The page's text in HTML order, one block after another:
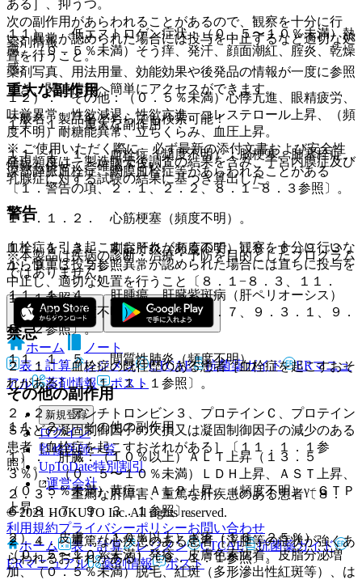
ある］、抑うつ。
１１）． 低エストロゲン症状：（０．５〜１０％未満）熱
感、（０．５％未満）そう痒、発汗、顔面潮紅、腟炎、乾燥
感。
１２）． その他：（０．５％未満）心悸亢進、眼精疲労、
味覚異常、性欲減退、性欲亢進、コレステロール上昇、（頻
度不明）耐糖能異常、立ちくらみ、血圧上昇。
発現頻度は、製造販売後調査の結果を含み、子宮内膜症及び
乳腺症に対する試験の結果に基づき算出した。
警告
血栓症を引き起こすおそれがあるので、観察を十分に行いな
がら慎重に投与し、異常が認められた場合には直ちに投与を
中止し、適切な処置を行うこと〔８．１−８．３、１１．
１．１参照〕。
禁忌
２．１． 血栓症の既往歴のある患者［血栓症を起こすおそ
れがある］〔１１．１．１参照〕。
２．２． アンチトロンビン３、プロテインＣ、プロテイン
Ｓなどの凝固制御因子の欠損又は凝固制御因子の減少のある
患者［血栓症を起こすおそれがある］〔１１．１．１参
照〕。
２．３． 重篤な肝障害、重篤な肝疾患のある患者〔８．
６、８．７、９．３．１参照〕。
２．４． 重篤な心疾患のある患者［浮腫等の症状が強くあ
らわれるおそれがある］〔９．１．１参照〕。
次の副作用があらわれることがあるので、観察を十分に行
い、異常が認められた場合には投与を中止するなど適切な処
置を行うこと。
重大な副作用
１１．１． 重大な副作用
１１．１．１． 血栓症（頻度不明）：脳梗塞、肺塞栓症、
深部静脈血栓症、網膜血栓症等があらわれることがある
〔１．警告の項、２．１、２．２、８．１−８．３参照〕。
１１．１．２． 心筋梗塞（頻度不明）。
１１．１．３． 劇症肝炎（頻度不明）〔８．６、９．３．
１、９．３．２参照〕。
１１．１．４． 肝腫瘍、肝臓紫斑病（肝ペリオーシス）
（いずれも頻度不明）〔８．６、８．７、９．３．１、９．
３．２参照〕。
１１．１．５． 間質性肺炎（頻度不明）。
その他の副作用
１１．２． その他の副作用
１）． 肝臓：（１０％以上）ＡＬＴ上昇（１３．５
３％）、（０．５〜１０％未満）ＬＤＨ上昇、ＡＳＴ上昇、
（０．５％未満）黄疸、ＡＬＰ上昇、（頻度不明）γ−ＧＴＰ
上昇。
２）． 皮膚：（１０％以上）ざ瘡（１６．２５％）、
（０．５〜１０％未満）発疹、皮膚色素沈着、皮脂分泌増
加、（０．５％未満）脱毛、紅斑（多形滲出性紅斑等）、は
薬剤情報
薬剤写真、用法用量、効能効果や後発品の情報が一度に参照
でき、関連情報へ簡単にアクセスができます。
一般名、製品名どちらでも検索可能！
※ ご使用いただく際に、必ず最新の添付文書および安全性
情報も併せてご確認下さい。
※本製品は疾病の診断・治療・予防を目的としたプログラム
ではありません。
ホーム
ノート
表・計算
レジメン CTCAE 抗菌薬ガイド
ERマニュ
アル
薬剤情報 ポスト
新規登録
ログイン
監修医師一覧
UpToDate特別割引
運営会社
© 2021 HOKUTO Inc. All rights reserved.
利用規約プライバシーポリシーお問い合わせ
ホーム
表・計算 レジメン CTCAE
抗菌薬ガイド
ERマニュアル
薬剤情報 ポスト